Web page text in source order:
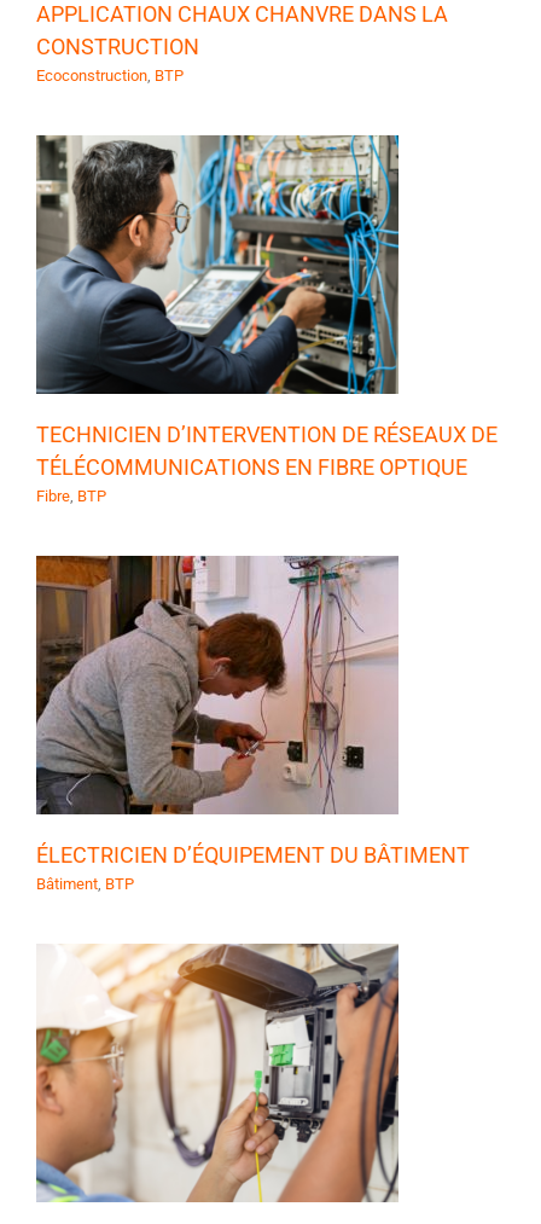
APPLICATION CHAUX CHANVRE DANS LA
CONSTRUCTION
Ecoconstruction, BTP
TECHNICIEN D’INTERVENTION DE RÉSEAUX DE
TÉLÉCOMMUNICATIONS EN FIBRE OPTIQUE
Fibre, BTP
ÉLECTRICIEN D’ÉQUIPEMENT DU BÂTIMENT
Bâtiment, BTP